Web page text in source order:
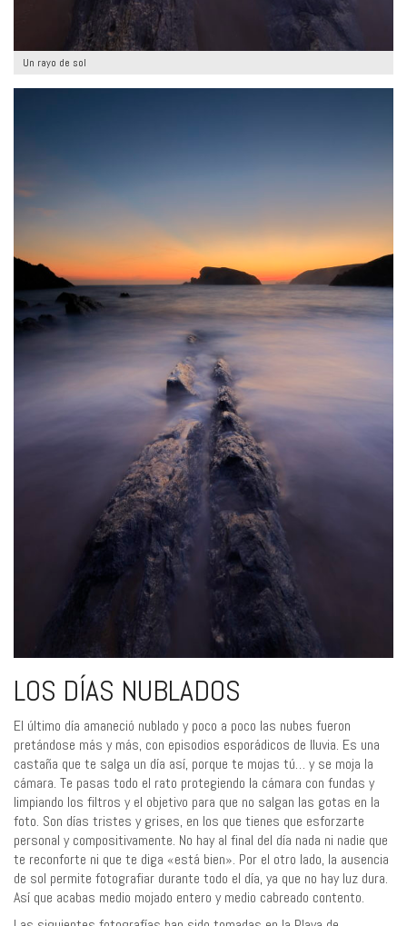
Un rayo de sol
LOS DÍAS NUBLADOS
El último día amaneció nublado y poco a poco las nubes fueron
pretándose más y más, con episodios esporádicos de lluvia. Es una
castaña que te salga un día así, porque te mojas tú… y se moja la
cámara. Te pasas todo el rato protegiendo la cámara con fundas y
limpiando los filtros y el objetivo para que no salgan las gotas en la
foto. Son días tristes y grises, en los que tienes que esforzarte
personal y compositivamente. No hay al final del día nada ni nadie que
te reconforte ni que te diga «está bien». Por el otro lado, la ausencia
de sol permite fotografiar durante todo el día, ya que no hay luz dura.
Así que acabas medio mojado entero y medio cabreado contento.